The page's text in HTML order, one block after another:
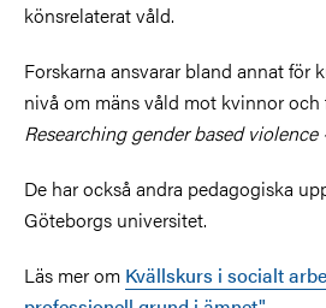
könsrelaterat våld.
Forskarna ansvarar bland annat för
nivå om mäns våld mot kvinnor och
Researching gender based
De har också andra pedagogiska
Göteborgs universitet.
Läs mer om Kvällskurs i socialt